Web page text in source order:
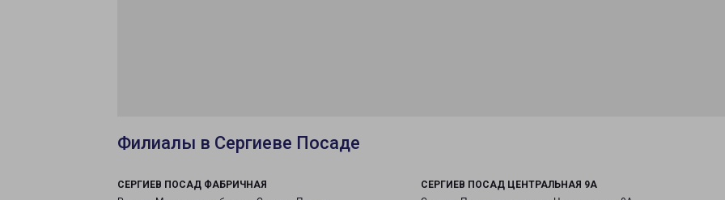
Филиалы в Сергиеве Посаде
СЕРГИЕВ ПОСАД ФАБРИЧНАЯ
СЕРГИЕВ ПОСАД ЦЕНТРАЛЬНАЯ 9А